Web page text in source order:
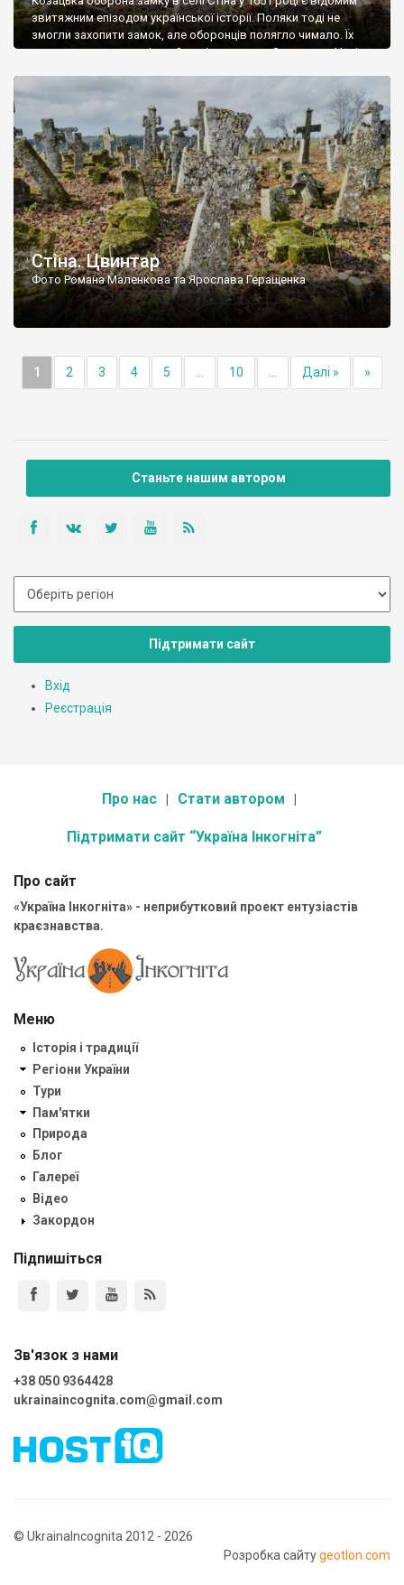
звитяжним епізодом української історії. Поляки тоді не
змогли захопити замок, але оборонців полягло чимало. Їх
поховали на цвинтарі, який тоді називався Замковим. Нині на
ньому чимало хрестів 19 століття, є такі, де епітафії стер […]
Стіна. Цвинтар
Фото Романа Маленкова та Ярослава Геращенка
1 2 3 4 5 10 Далі » »
Станьте нашим автором
Підтримати сайт
Вхід
Реєстрація
Про нас Стати автором
Підтримати сайт “Україна Інкогніта”
Про сайт
«Україна Інкогніта» - неприбутковий проект ентузіастів
краєзнавства.
Меню
Історія і традиції
Регіони України
Тури
Пам'ятки
Природа
Блог
Галереї
Відео
Закордон
Підпишіться
Зв'язок з нами
+38 050 9364428
ukrainaincognita.com@gmail.com
© UkrainaIncognita 2012 - 2026
Розробка сайтуgeotlon.com